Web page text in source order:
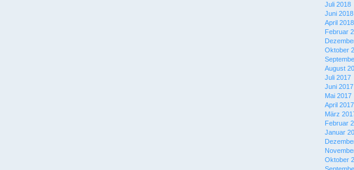
Juli 2018
Juni 2018
April 2018
Februar
Oktober
August
Juli 2017
Juni 2017
Mai 2017
April 2017
März
Februar
Januar
Oktober